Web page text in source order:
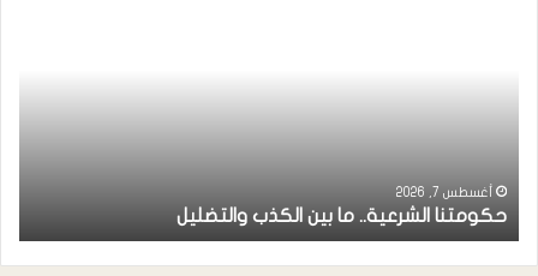
أغسطس 7, 2026
حكومتنا الشرعية.. ما بين الكذب والتضليل